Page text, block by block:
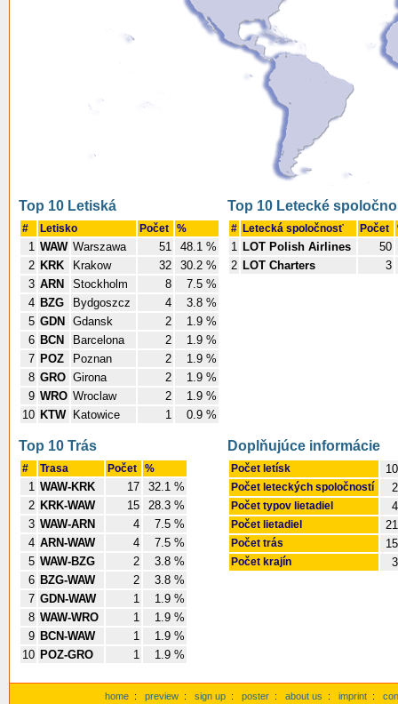
Top 10 Letiská
# Letisko Počet %
1 WAW Warszawa 51
48.1 %
2 KRK Krakow 32
30.2 %
3 ARN Stockholm 8
7.5 %
4 BZG Bydgoszcz 4
3.8 %
5 GDN Gdansk 2
1.9 %
6 BCN Barcelona 2
1.9 %
7 POZ Poznan 2
1.9 %
8 GRO Girona 2
1.9 %
9 WRO Wroclaw 2
1.9 %
10 KTW Katowice 1 0.9 %
Top 10 Letecké
# Letecká spoločnosť Počet
1 LOT Polish Airlines 50
2 LOT Charters 3
Top 10 Trás
# Trasa Počet %
1 WAW-KRK 17
32.1 %
2 KRK-WAW 15
28.3 %
3 WAW-ARN 4
7.5 %
4 ARN-WAW 4
7.5 %
5 WAW-BZG 2
3.8 %
6 BZG-WAW 2
3.8 %
7 GDN-WAW 1
1.9 %
8 WAW-WRO 1
1.9 %
9 BCN-WAW 1
1.9 %
10 POZ-GRO 1 1.9 %
Doplňujúce informácie
Počet letísk 10
Počet leteckých spoločností 2
Počet typov lietadiel 4
Počet lietadiel 21
Počet trás 15
Počet krajín 3
home : preview : sign up : poster : about us : imprint :